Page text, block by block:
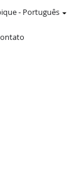
- Português